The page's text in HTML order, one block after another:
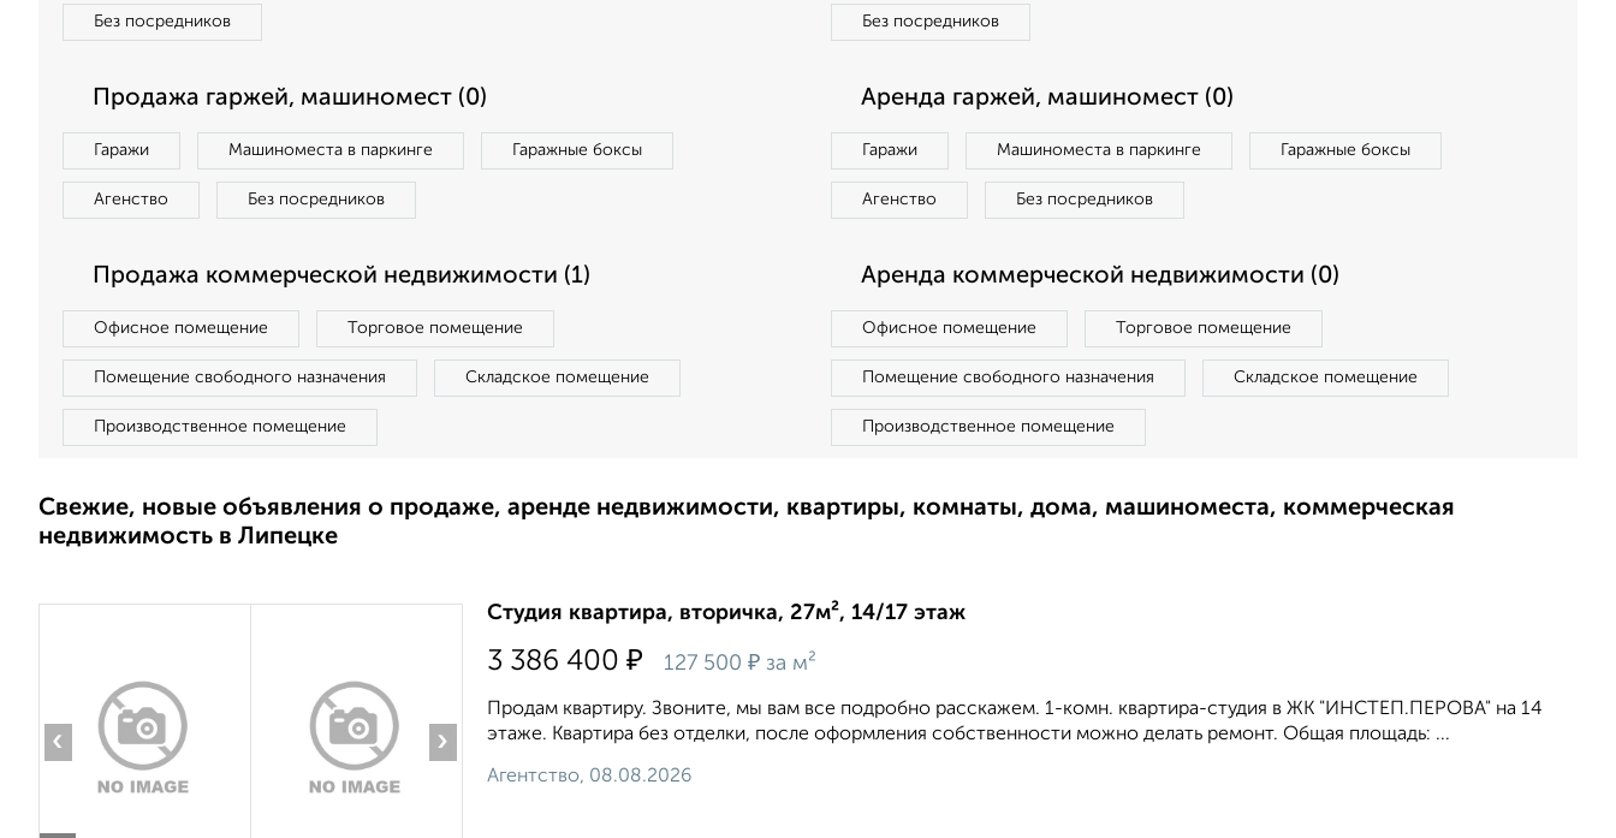
Без посредников Без посредников
Продажа гаржей, машиномест (0)
Гаражи Машиноместа в паркинге Гаражные боксы
Агенство Без посредников
Аренда гаржей, машиномест (0)
Гаражи Машиноместа в паркинге Гаражные боксы
Агенство Без посредников
Продажа коммерческой недвижимости (1)
Офисное помещение Торговое помещение
Помещение свободного назначения Складское помещение
Производственное помещение
Аренда коммерческой недвижимости (0)
Офисное помещение Торговое помещение
Помещение свободного назначения Складское помещение
Производственное помещение
Свежие, новые объявления о продаже, аренде недвижимости, квартиры, комнаты, дома, машиноместа, коммерческая
недвижимость в Липецке
‹ ›
Студия квартира, вторичка, 27м², 14/17 этаж
3 386 400 ₽ 127 500 ₽ за м²
Продам квартиру. Звоните, мы вам все подробно расскажем. 1-комн. квартира-студия в ЖК "ИНСТЕП.ПЕРОВА" на 14
этаже. Квартира без отделки, после оформления собственности можно делать ремонт. Общая площадь: ...
Агентство, 08.08.2026